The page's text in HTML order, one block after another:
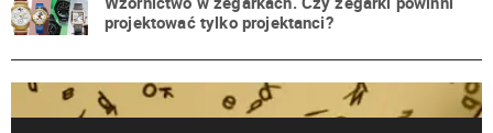
projektować tylko projektanci?